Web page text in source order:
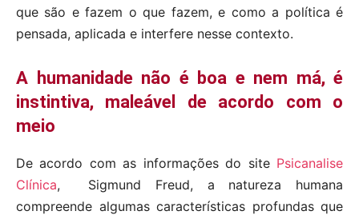
que são e fazem o que fazem, e como a política é
pensada, aplicada e interfere nesse contexto.
A humanidade não é boa e nem má, é
instintiva, maleável de acordo com o
meio
De acordo com as informações do site Psicanalise
Clínica, Sigmund Freud, a natureza humana
compreende algumas características profundas que